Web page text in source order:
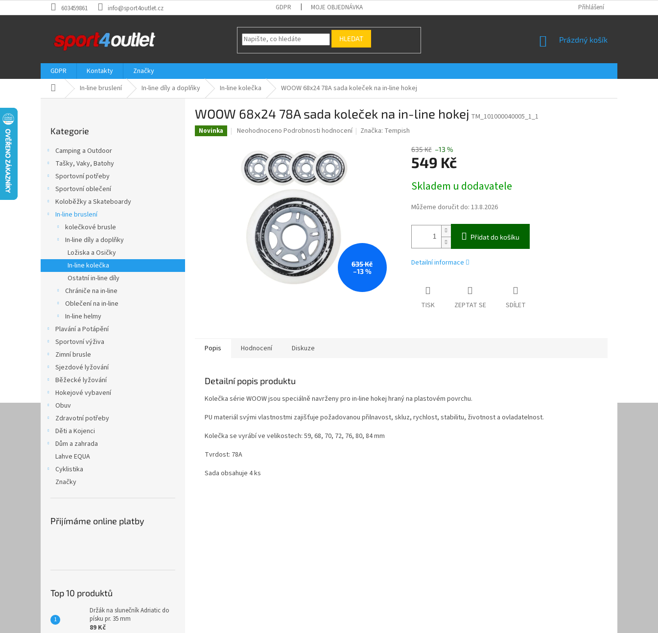
na
603459861 info@sport4outlet.cz GDPR MOJE OBJEDNÁVKA Přihlášení
HLEDAT
NÁKUPNÍ
Prázdný košík
GDPR Kontakty
Značky
Domů In-line bruslení In-line díly a doplňky In-line kolečka WOOW 68x24 78A sada koleček na in-line hokej
kategorie
Kategorie
Camping a Outdoor
Tašky, Vaky, Batohy
Sportovní potřeby
Sportovní oblečení
Koloběžky a Skateboardy
In-line bruslení
kolečkové brusle
In-line díly a doplňky
Ložiska a Osičky
In-line kolečka
Ostatní in-line díly
Chrániče na in-line
Oblečení na in-line
In-line helmy
Plavání a Potápění
Sportovní výživa
Zimní brusle
Sjezdové lyžování
Běžecké lyžování
Hokejové vybavení
Obuv
Zdravotní potřeby
Děti a Kojenci
Dům a zahrada
Lahve EQUA
Cyklistika
Značky
Přijímáme online platby
Top 10 produktů
Držák na slunečník Adriatic do
písku pr. 35 mm
89 Kč
WOOW 68x24 78A sada koleček na in-line hokej TM_101000040005_1_1
Novinka
Průměrné
produktu
0,0
hvězdiček.
Neohodnoceno Podrobnosti hodnocení Značka: Tempish
635 Kč
–13 %
635 Kč –13 %
549 Kč
cena:
Skladem u dodavatele
Můžeme doručit do: 13.8.2026
Přidat do košíku
Detailní informace
TISK ZEPTAT SE SDÍLET
Popis Hodnocení Diskuze
Detailní popis produktu
Kolečka série WOOW jsou speciálně navrženy pro in-line hokej hraný na plastovém povrchu.
PU materiál svými vlastnostmi zajišťuje požadovanou přilnavost, skluz, rychlost, stabilitu, životnost a ovladatelnost.
Kolečka se vyrábí ve velikostech: 59, 68, 70, 72, 76, 80, 84 mm
Tvrdost: 78A
Sada obsahuje 4 ks